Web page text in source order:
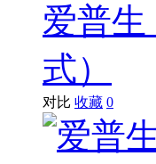
爱普生
式）
对比 收藏 0